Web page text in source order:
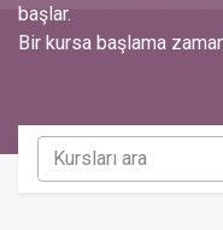
başlar.
Bir kursa başlama